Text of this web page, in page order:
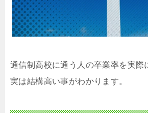
通信制高校に通う人の卒業率を実際
実は結構高い事がわかります。